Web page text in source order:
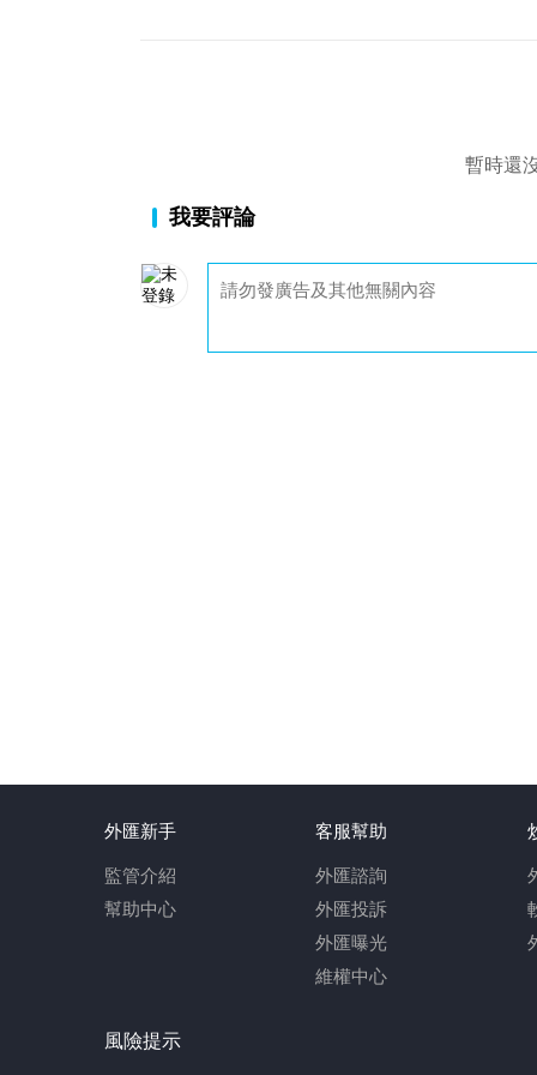
暫時還
我要評論
外匯新手
監管介紹
幫助中心
客服幫助
外匯諮詢
外匯投訴
外匯曝光
維權中心
風險提示